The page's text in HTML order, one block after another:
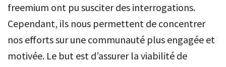
freemium ont pu susciter des interrogations.
Cependant, ils nous permettent de concentrer
nos efforts sur une communauté plus engagée et
motivée. Le but est d’assurer la viabilité de